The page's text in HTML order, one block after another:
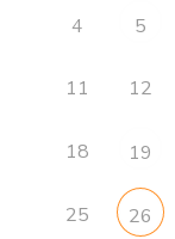
4 5
11 12
18 19
25 26